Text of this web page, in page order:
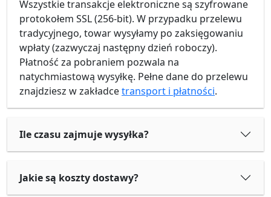
Wszystkie transakcje elektroniczne są szyfrowane
protokołem SSL (256-bit). W przypadku przelewu
tradycyjnego, towar wysyłamy po zaksięgowaniu
wpłaty (zazwyczaj następny dzień roboczy).
Płatność za pobraniem pozwala na
natychmiastową wysyłkę. Pełne dane do przelewu
znajdziesz w zakładcetransport i płatności.
Ile czasu zajmuje wysyłka?
Jakie są koszty dostawy?